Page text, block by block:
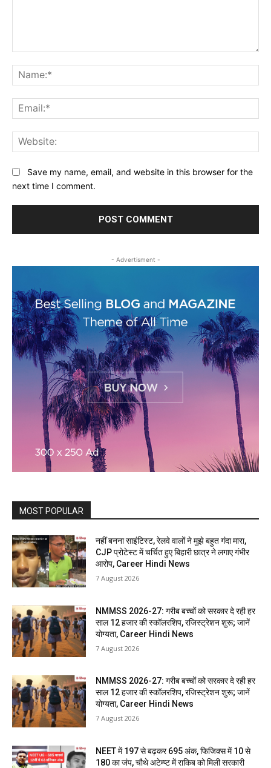
Save my name, email, and website in this browser for the
next time I comment.
- Advertisment -
MOST POPULAR
नहीं बनना साइंटिस्ट, रेलवे वालों ने मुझे बहुत गंदा मारा,
CJP प्रोटेस्ट में चर्चित हुए बिहारी छात्र ने लगाए गंभीर
आरोप, Career Hindi News
7 August 2026
NMMSS 2026-27: गरीब बच्चों को सरकार दे रही हर
साल 12 हजार की स्कॉलरशिप, रजिस्ट्रेशन शुरू; जानें
योग्यता, Career Hindi News
7 August 2026
NMMSS 2026-27: गरीब बच्चों को सरकार दे रही हर
साल 12 हजार की स्कॉलरशिप, रजिस्ट्रेशन शुरू; जानें
योग्यता, Career Hindi News
7 August 2026
NEET में 197 से बढ़कर 695 अंक, फिजिक्स में 10 से
180 का जंप, चौथे अटेम्प्ट में राकिब को मिली सरकारी